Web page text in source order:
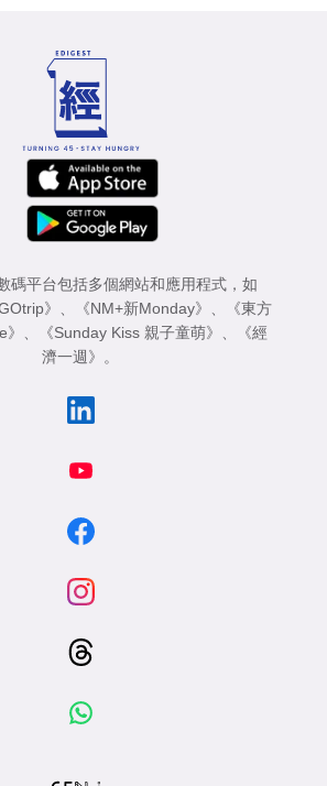
碼平台包括多個網站和應用程式，如
GOtrip》 、 《NM+新Monday》 、
《東方
、 《Sunday Kiss 親子童萌》 、
《經
濟一週》 。